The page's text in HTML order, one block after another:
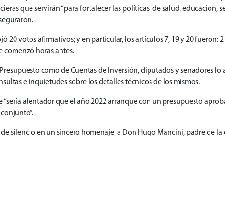
que servirán “para fortalecer las políticas de salud,
20 votos afirmativos; y en particular, los artículos 7, 19 y 20 fueron:
comenzó horas antes.
como de Cuentas de Inversión, diputados y senadores
e inquietudes sobre los detalles técnicos de los mismos.
alentador que el año 2022 arranque con un presupuesto
silencio en un sincero homenaje a Don Hugo Mancini, padre de